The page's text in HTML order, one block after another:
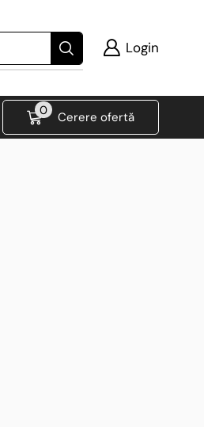
Login
0 Cerere ofertă